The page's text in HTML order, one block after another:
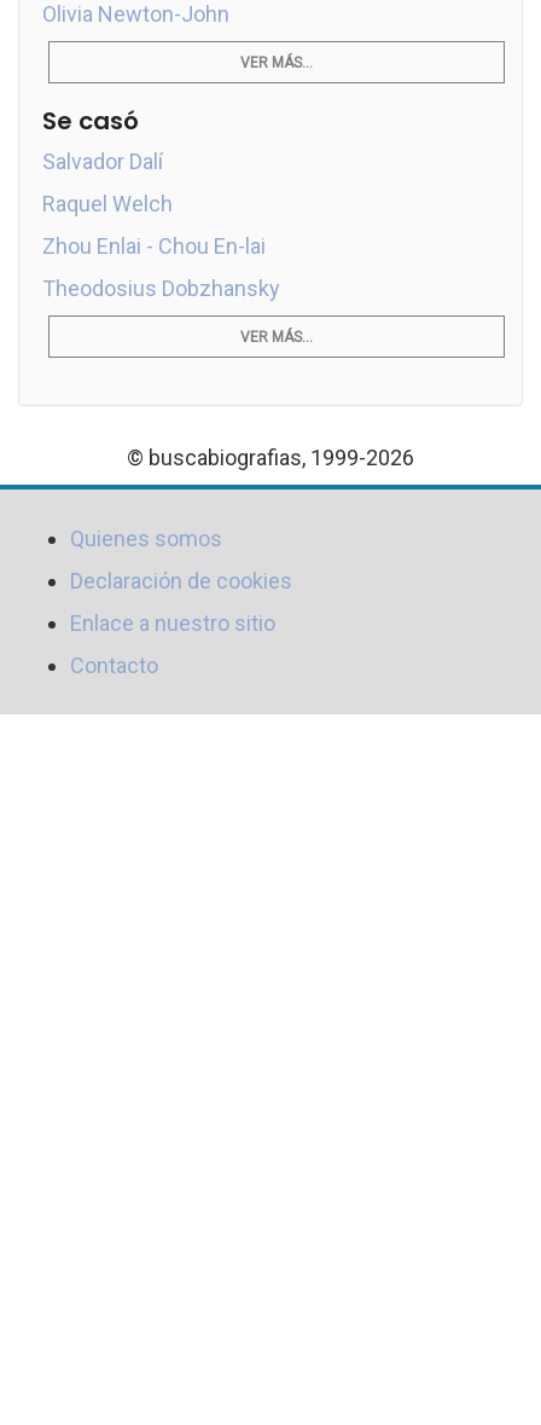
Olivia Newton-John
VER MÁS...
Se casó
Salvador Dalí
Raquel Welch
Zhou Enlai - Chou En-lai
Theodosius Dobzhansky
VER MÁS...
© buscabiografias, 1999-2026
Quienes somos
Declaración de cookies
Enlace a nuestro sitio
Contacto